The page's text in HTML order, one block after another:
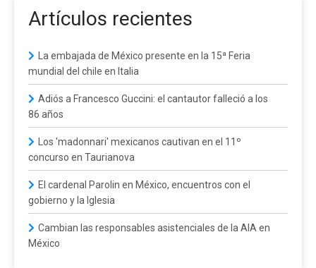
Artículos recientes
La embajada de México presente en la 15ª Feria
mundial del chile en Italia
Adiós a Francesco Guccini: el cantautor falleció a los
86 años
Los 'madonnari' mexicanos cautivan en el 11º
concurso en Taurianova
El cardenal Parolin en México, encuentros con el
gobierno y la Iglesia
Cambian las responsables asistenciales de la AIA en
México